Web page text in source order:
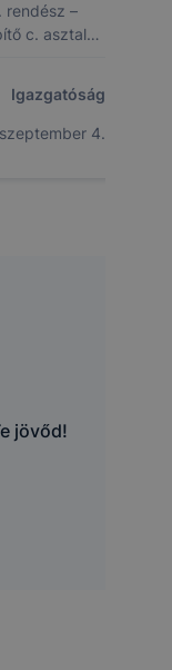
rendész –
c. asztalos
Igazgatóság
szeptember 4.
jövőd!